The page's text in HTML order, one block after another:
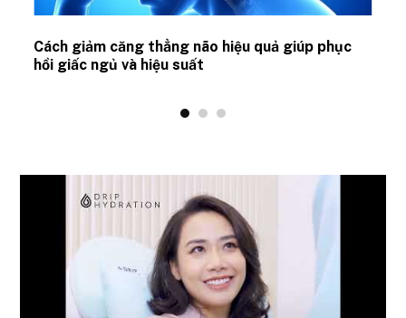
Cách giảm căng thẳng não hiệu quả giúp phục
hồi giấc ngủ và hiệu suất